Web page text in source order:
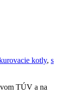
kotly, s
TÚV a na